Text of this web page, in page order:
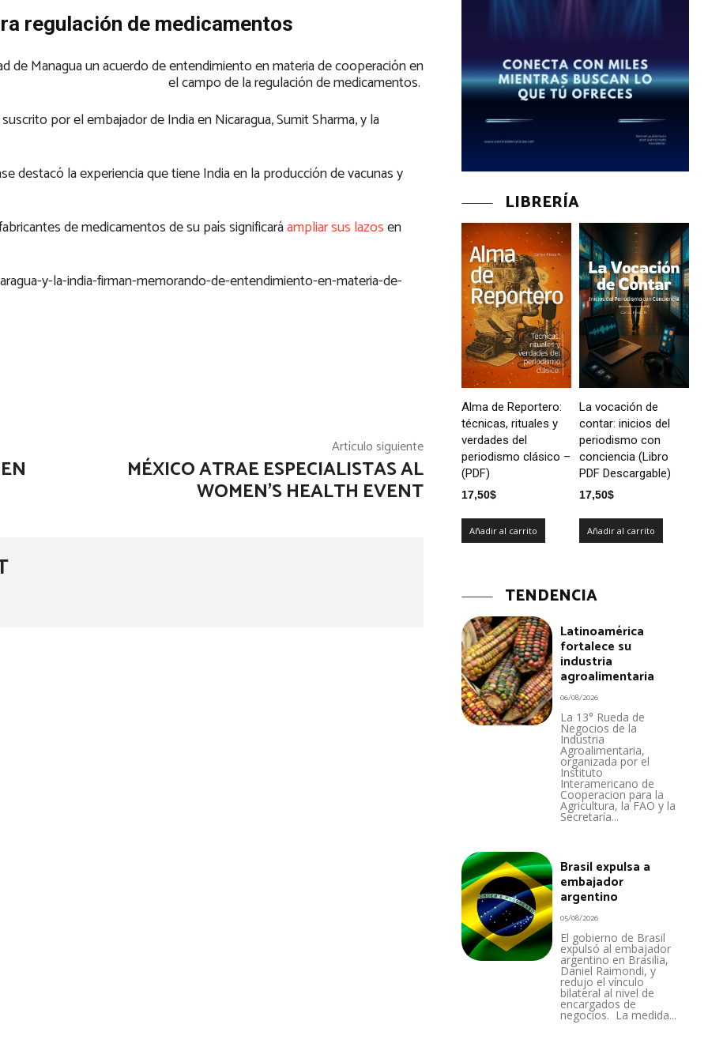
regulación de medicamentos
de Managua un acuerdo de entendimiento en materia de cooperación en
el campo de la regulación de medicamentos.
por el embajador de India en Nicaragua, Sumit Sharma, y la
destacó la experiencia que tiene India en la producción de vacunas y
de medicamentos de su país significaráampliar sus lazosen
y-la-india-firman-memorando-de-entendimiento-en-materia-de-
Artículo siguiente
MÉXICO ATRAE ESPECIALISTAS AL
WOMEN’S HEALTH EVENT
LIBRERÍA
Alma de Reportero:
técnicas, rituales y
verdades del
periodismo clásico –
(PDF)
17,50$
Añadir al carrito
La vocación de
contar: inicios del
periodismo con
conciencia (Libro
PDF Descargable)
17,50$
Añadir al carrito
TENDENCIA
Latinoamérica
fortalece su
industria
agroalimentaria
06/08/2026
La 13° Rueda de
Negocios de la
Industria
Agroalimentaria,
organizada por el
Instituto
Interamericano de
Cooperacion para la
Agricultura, la FAO y la
Secretaría...
Brasil expulsa a
embajador
argentino
05/08/2026
El gobierno de Brasil
expulsó al embajador
argentino en Brasilia,
Daniel Raimondi, y
redujo el vínculo
bilateral al nivel de
encargados de
negocios. La medida...